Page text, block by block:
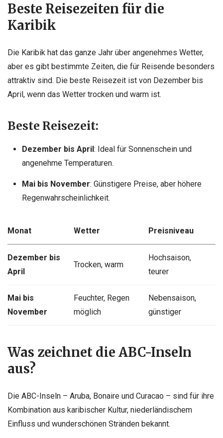
Beste Reisezeiten für die
Karibik
Die Karibik hat das ganze Jahr über angenehmes Wetter,
aber es gibt bestimmte Zeiten, die für Reisende besonders
attraktiv sind. Die beste Reisezeit ist von Dezember bis
April, wenn das Wetter trocken und warm ist.
Beste Reisezeit:
Dezember bis April: Ideal für Sonnenschein und
angenehme Temperaturen.
Mai bis November: Günstigere Preise, aber höhere
Regenwahrscheinlichkeit.
Monat Wetter Preisniveau
Dezember bis
April
Trocken, warm
Hochsaison,
teurer
Mai bis
November
Feuchter, Regen
möglich
Nebensaison,
günstiger
Was zeichnet die ABC-Inseln
aus?
Die ABC-Inseln – Aruba, Bonaire und Curacao – sind für ihre
Kombination aus karibischer Kultur, niederländischem
Einfluss und wunderschönen Stränden bekannt.